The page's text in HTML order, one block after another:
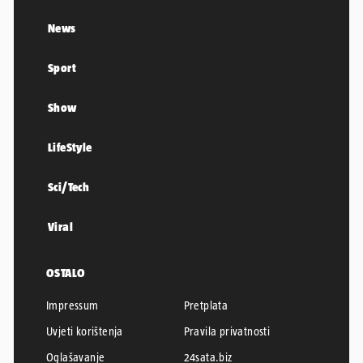
News
Sport
Show
LifeStyle
Sci/Tech
Viral
OSTALO
Impressum
Pretplata
Uvjeti korištenja
Pravila privatnosti
Oglašavanje
24sata.biz